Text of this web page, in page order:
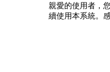
親愛的使用者，
續使用本系統。